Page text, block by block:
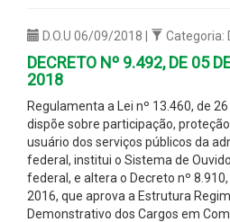
D.O.U 06/09/2018 | Categoria:
DECRETO Nº 9.492, DE 05
2018
Regulamenta a Lei nº 13.460, de
dispõe sobre participação,
usuário dos serviços públicos da
federal, institui o Sistema de
federal, e altera o Decreto nº
2016, que aprova a Estrutura
Demonstrativo dos Cargos em